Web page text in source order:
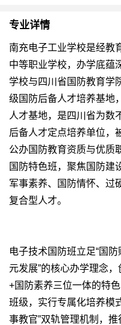
专业详情
南充电子工业学校是经教
中等职业学校，办学底蕴
学校与四川省国防教育学
级国防后备人才培养基地
人才基地，是四川省为数
后备人才定点培养单位，
公办国防教育资质与优质
国防特色班，聚焦国防建
军事素养、国防情怀、过
复合型人才。
电子技术国防班立足“国
元发展”的核心办学理念
+国防素养三位一体的特
班级，实行专属化培养模
事教官”双轨管理机制，